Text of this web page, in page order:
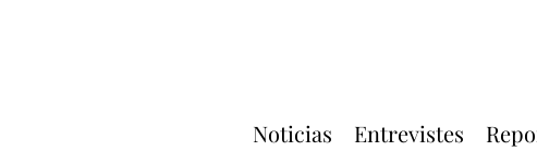
Noticias Entrevistes